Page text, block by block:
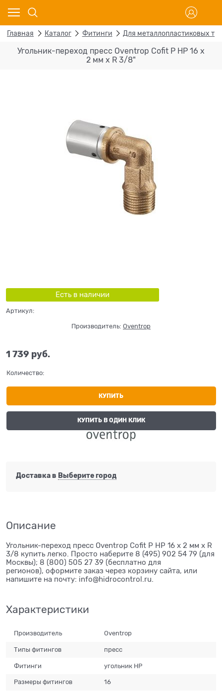
Главная Каталог Фитинги Для металлопластиковых
Угольник-переход пресс Oventrop Cofit P НР 16 х
2 мм х R 3/8"
Есть в наличии
Артикул:
Производитель: Oventrop
1 739 руб.
Количество:
КУПИТЬ
КУПИТЬ В ОДИН КЛИК
Доставка в Выберите город
Описание
Угольник-переход пресс Oventrop Cofit P НР 16 х 2 мм х R
3/8 купить легко. Просто наберите 8 (495) 902 54 79 (для
Москвы); 8 (800) 505 27 39 (бесплатно для
регионов), оформите заказ через корзину сайта, или
напишите на почту: info@hidrocontrol.ru.
Характеристики
Производитель Oventrop
Типы фитингов пресс
Фитинги угольник НР
Размеры фитингов 16